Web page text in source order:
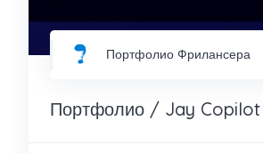
Портфолио Фрилансера
Портфолио / Jay Copilot